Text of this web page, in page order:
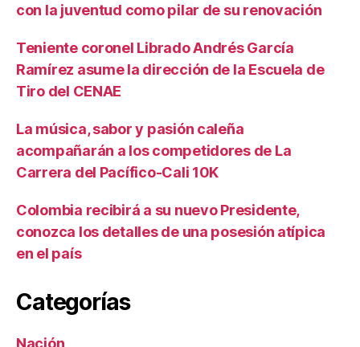
con la juventud como pilar de su renovación
Teniente coronel Librado Andrés García
Ramírez asume la dirección de la Escuela de
Tiro del CENAE
La música, sabor y pasión caleña
acompañarán a los competidores de La
Carrera del Pacífico-Cali 10K
Colombia recibirá a su nuevo Presidente,
conozca los detalles de una posesión atípica
en el país
Categorías
Nación